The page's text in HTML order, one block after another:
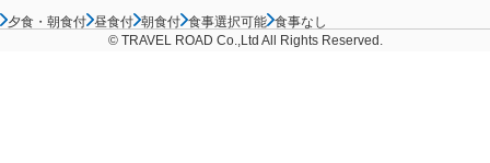
夕食・朝食付 昼食付 朝食付 食事選択可能 食事なし
© TRAVEL ROAD Co.,Ltd All Rights Reserved.